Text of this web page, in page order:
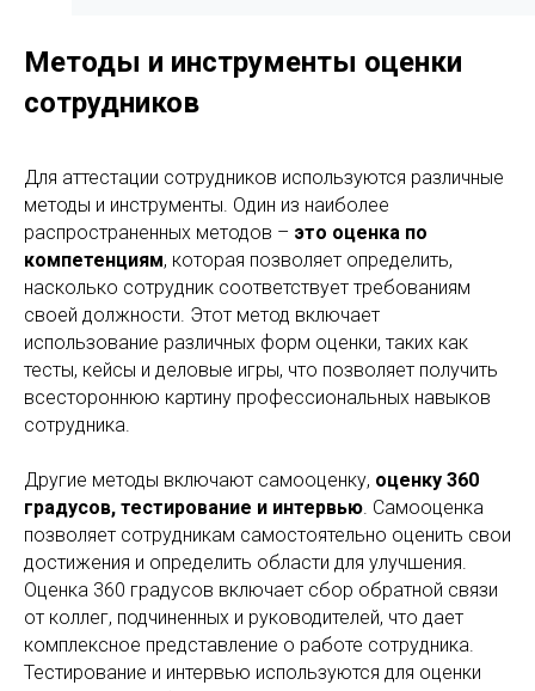
Методы и инструменты оценки
сотрудников
Для аттестации сотрудников используются различные
методы и инструменты. Один из наиболее
распространенных методов – это оценка по
компетенциям, которая позволяет определить,
насколько сотрудник соответствует требованиям
своей должности. Этот метод включает
использование различных форм оценки, таких как
тесты, кейсы и деловые игры, что позволяет получить
всестороннюю картину профессиональных навыков
сотрудника.
Другие методы включают самооценку, оценку 360
градусов, тестирование и интервью. Самооценка
позволяет сотрудникам самостоятельно оценить свои
достижения и определить области для улучшения.
Оценка 360 градусов включает сбор обратной связи
от коллег, подчиненных и руководителей, что дает
комплексное представление о работе сотрудника.
Тестирование и интервью используются для оценки